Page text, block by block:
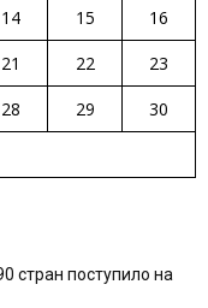
14 15
16
21 22
23
28 29
30
стран поступило на